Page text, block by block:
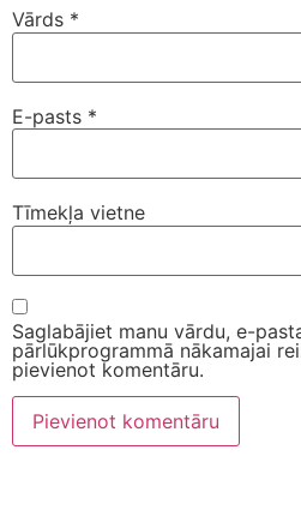
Vārds *
E-pasts *
Tīmekļa vietne
Saglabājiet manu vārdu, e-
pārlūkprogrammā nākamajai
pievienot komentāru.